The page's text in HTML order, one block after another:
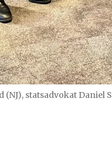
(NJ), statsadvokat